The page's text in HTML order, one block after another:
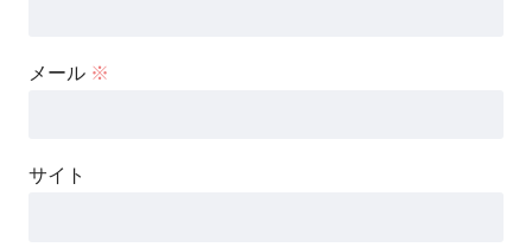
メール ※
サイト